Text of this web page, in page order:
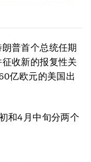
普首个总统任期
收新的报复性关
亿欧元的美国出
和4月中旬分两个